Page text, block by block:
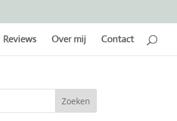
Reviews Over mij Contact
Zoeken